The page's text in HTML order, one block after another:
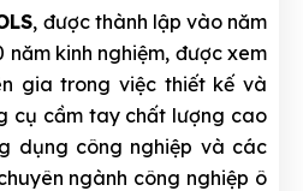
, được thành lập vào năm
năm kinh nghiệm, được xem
gia trong việc thiết kế và
cụ cầm tay chất lượng cao
dụng công nghiệp và các
ngành công nghiệp ô